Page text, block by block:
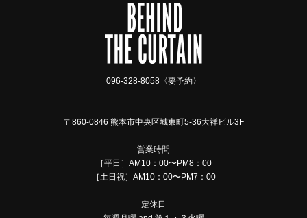
096-328-8058〈要予約〉
〒860-0846 熊本市中央区城東町5-36大祥ビル3F
営業時間
［平日］AM10：00〜PM8：00
［土日祝］AM10：00〜PM7：00
定休日